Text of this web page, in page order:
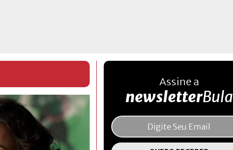
Assine a
newsletterBula